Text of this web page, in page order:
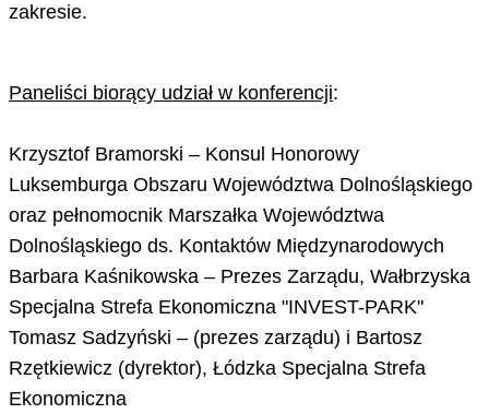
zakresie.
Paneliści biorący udział w konferencji:
Krzysztof Bramorski – Konsul Honorowy
Luksemburga Obszaru Województwa Dolnośląskiego
oraz pełnomocnik Marszałka Województwa
Dolnośląskiego ds. Kontaktów Międzynarodowych
Barbara Kaśnikowska – Prezes Zarządu, Wałbrzyska
Specjalna Strefa Ekonomiczna "INVEST-PARK"
Tomasz Sadzyński – (prezes zarządu) i Bartosz
Rzętkiewicz (dyrektor), Łódzka Specjalna Strefa
Ekonomiczna